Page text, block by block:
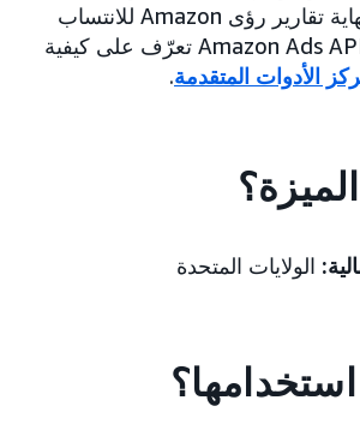
باستخدام نقطة نهاية تقارير رؤى Amazon للانتساب
الحالية من خلال Amazon Ads API تعرّف على كيفية
الأدوات المتقدمة.
الولايات المتحدة